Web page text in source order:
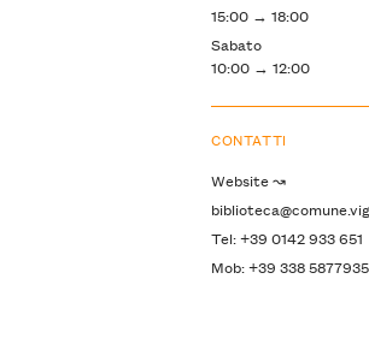
15:00 → 18:00
Sabato
10:00 → 12:00
CONTATTI
Website ↝
Tel: +39 0142 933 651
Mob: +39 338 5877935